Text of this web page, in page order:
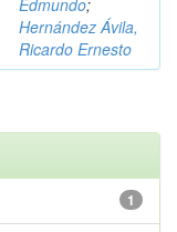
Edmundo;
Hernández Ávila,
Ricardo Ernesto
1